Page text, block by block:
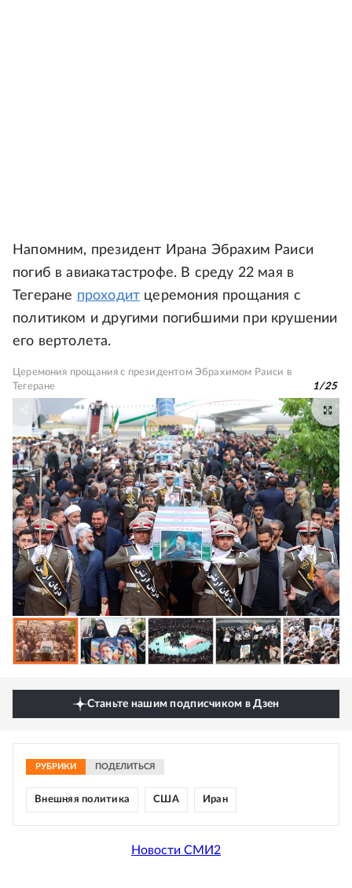
Напомним, президент Ирана Эбрахим Раиси
погиб в авиакатастрофе. В среду 22 мая в
Тегеране проходит церемония прощания с
политиком и другими погибшими при крушении
его вертолета.
Церемония прощания с президентом Эбрахимом Раиси в
Тегеране
1/25
Станьте нашим подписчиком в Дзен
РУБРИКИ ПОДЕЛИТЬСЯ
Внешняя политика США Иран
Новости СМИ2